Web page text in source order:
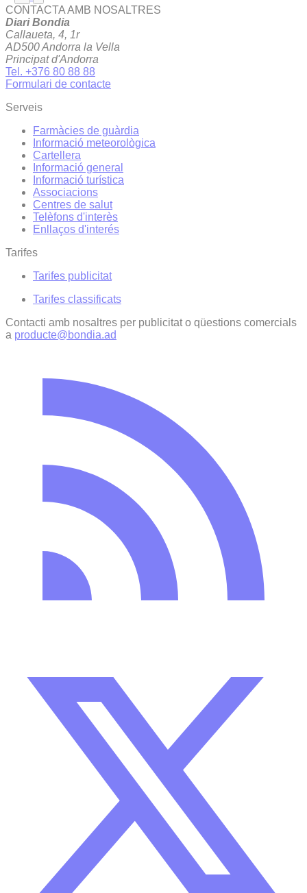
CONTACTA AMB NOSALTRES
Diari Bondia
Callaueta, 4, 1r
AD500 Andorra la Vella
Principat d'Andorra
Tel. +376 80 88 88
Formulari de contacte
Serveis
Farmàcies de guàrdia
Informació meteorològica
Cartellera
Informació general
Informació turística
Associacions
Centres de salut
Telèfons d'interès
Enllaços d'interés
Tarifes
Tarifes publicitat
Tarifes classificats
Contacti amb nosaltres per publicitat o qüestions comercials
a producte@bondia.ad